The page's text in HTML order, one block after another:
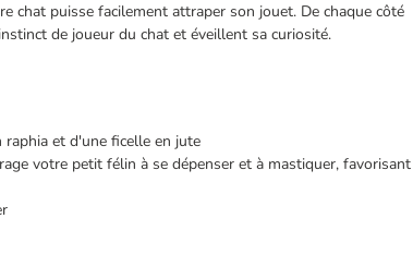
chat puisse facilement attraper son jouet. De chaque côté
de joueur du chat et éveillent sa curiosité.
et d'une ficelle en jute
votre petit félin à se dépenser et à mastiquer, favorisant